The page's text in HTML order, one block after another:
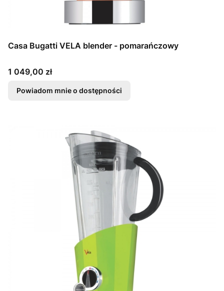
Casa Bugatti VELA blender - pomarańczowy
Cena
1 049,00 zł
Powiadom mnie o dostępności